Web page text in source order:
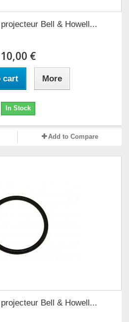
Bell & Howell...
10,00 €
cart More
In Stock
Add to Compare
Bell & Howell...